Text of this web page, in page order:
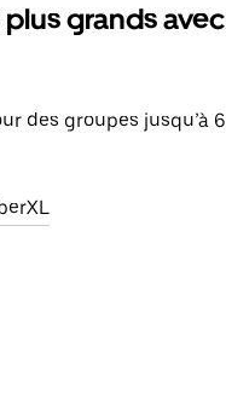
grands avec
des groupes jusqu’à 6